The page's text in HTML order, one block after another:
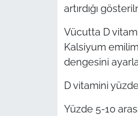
artırdığı
Vücutta D
Kalsiyum
dengesini
D vitamini
Yüzde 5-10